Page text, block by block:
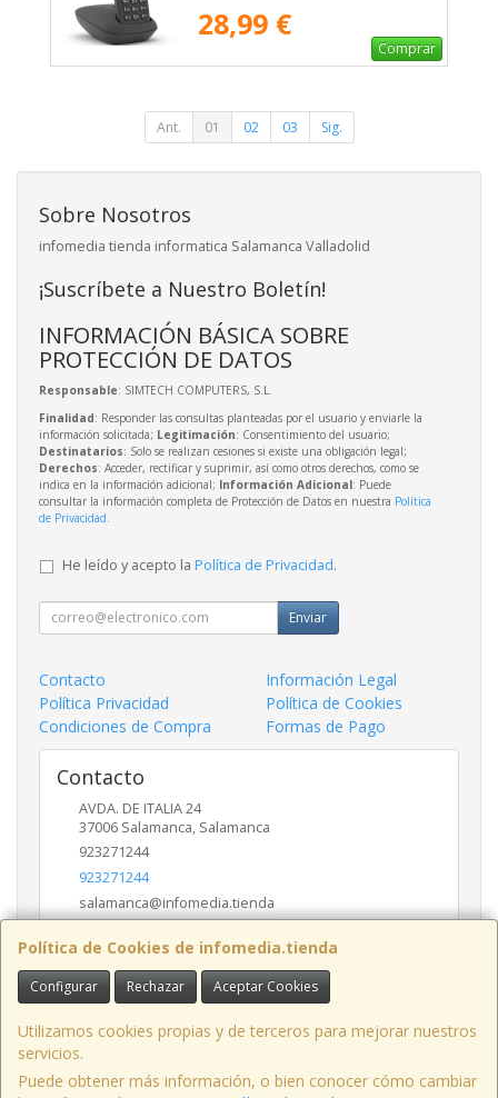
28,99 €
Comprar
Ant. 01 02 03 Sig.
Política de Cookies de infomedia.tienda
Configurar Rechazar Aceptar Cookies
Utilizamos cookies propias y de terceros para mejorar nuestros
servicios.
Puede obtener más información, o bien conocer cómo cambiar
Sobre Nosotros
infomedia tienda informatica Salamanca Valladolid
¡Suscríbete a Nuestro Boletín!
INFORMACIÓN BÁSICA SOBRE
PROTECCIÓN DE DATOS
Responsable: SIMTECH COMPUTERS, S.L.
Finalidad: Responder las consultas planteadas por el usuario y enviarle la
información solicitada; Legitimación: Consentimiento del usuario;
Destinatarios: Solo se realizan cesiones si existe una obligación legal;
Derechos: Acceder, rectificar y suprimir, así como otros derechos, como se
indica en la información adicional; Información Adicional: Puede
consultar la información completa de Protección de Datos en nuestra Política
de Privacidad.
He leído y acepto la Política de Privacidad.
Enviar
Contacto
Información Legal
Política Privacidad
Política de Cookies
Condiciones de Compra
Formas de Pago
Contacto
AVDA. DE ITALIA 24
37006 Salamanca, Salamanca
923271244
923271244
salamanca@infomedia.tienda
Horario
11 a 14 y de 17 a 20
AVD. ITALIA , 24, LOCAL, 37006, SALAMANCA, España. - C.I.F.: B37557246 -